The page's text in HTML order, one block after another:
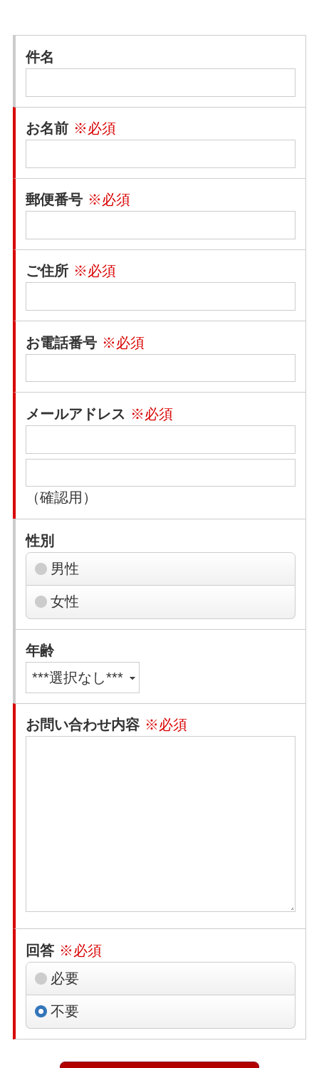
件名
お名前 ※必須
郵便番号 ※必須
ご住所 ※必須
お電話番号 ※必須
メールアドレス ※必須
（確認用）
性別
男性
女性
年齢
お問い合わせ内容 ※必須
回答 ※必須
必要
不要